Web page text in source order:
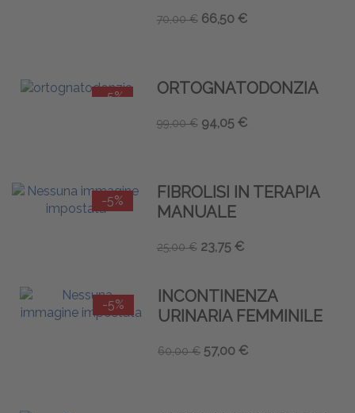
70,00 € 66,50 €
-5% ORTOGNATODONZIA
99,00 € 94,05 €
-5%
FIBROLISI IN TERAPIA
MANUALE
25,00 € 23,75 €
-5%
INCONTINENZA
URINARIA FEMMINILE
60,00 € 57,00 €